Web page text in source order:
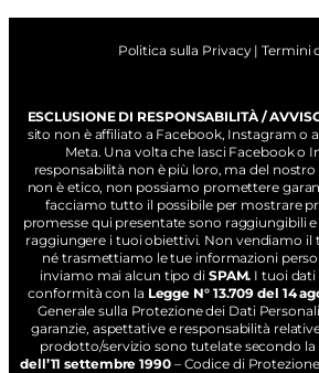
Politica sulla Privacy | Termini
ESCLUSIONE DI RESPONSABILITÀ /
sito non è affiliato a Facebook, Instagram o
Meta. Una volta che lasci Facebook o
responsabilità non è più loro, ma del
non è etico, non possiamo promettere
facciamo tutto il possibile per mostrare
promesse qui presentate sono raggiungibili
raggiungere i tuoi obiettivi. Non vendiamo il
né trasmettiamo le tue informazioni
inviamo mai alcun tipo di SPAM. I tuoi
conformità con la Legge N° 13.709 del 14
Generale sulla Protezione dei Dati
garanzie, aspettative e responsabilità
prodotto/servizio sono tutelate secondo la
dell’11 settembre 1990– Codice di